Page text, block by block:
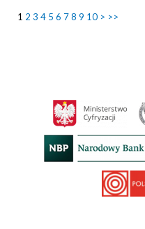
1 2 3 4 5 6 78 9 10 > >>